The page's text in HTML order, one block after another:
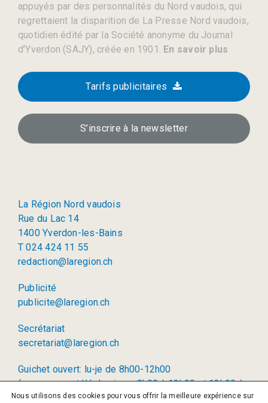
appuyés par des personnalités du Nord vaudois, qui
regrettaient la disparition de La Presse Nord vaudois,
quotidien édité par la Société anonyme du Journal
d’Yverdon (SAJY), créée en 1901. En savoir plus
Tarifs publicitaires
S’inscrire à la newsletter
La Région Nord vaudois
Rue du Lac 14
1400 Yverdon-les-Bains
T 024 424 11 55
redaction@laregion.ch
Publicité
publicite@laregion.ch
Secrétariat
secretariat@laregion.ch
Guichet ouvert: lu-je de 8h00-12h00
(permanence téléphonique: 8h00 à 12h00 et 13h00 à
17h00)
Nous utilisons des cookies pour vous offrir la meilleure expérience sur